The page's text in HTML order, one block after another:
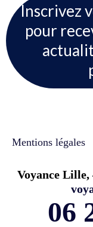
Inscrivez
pour
Mentions légales
Voyance Lille,
06